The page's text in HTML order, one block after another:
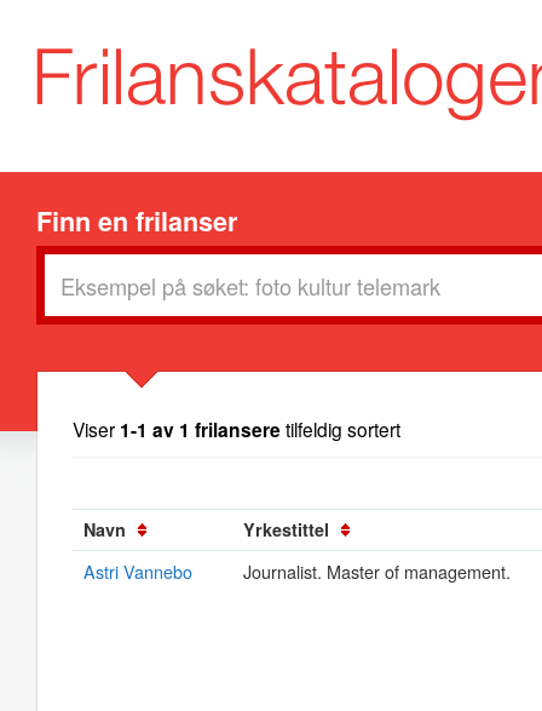
Finn en frilanser
Viser 1-1 av 1 frilanseretilfeldig sortert
Navn Yrkestittel
Astri Vannebo Journalist. Master of management.